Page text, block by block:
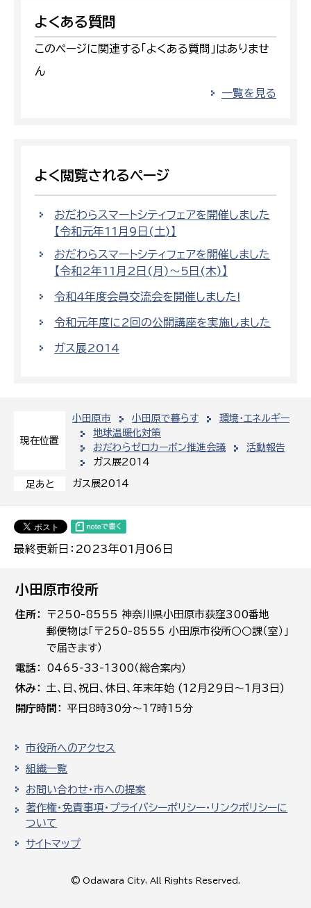
現在位置
小田原市 小田原で暮らす
環境・エネルギー
地球温暖化対策
おだわらゼロカーボン推進会議
活動報告
ガス展2014
足あと ガス展2014
最終更新日：2023年01月06日
よくある質問
このページに関連する「よくある質問」はありませ
ん
一覧を見る
よく閲覧されるページ
おだわらスマートシティフェアを開催しました
【令和元年11月9日(土)】
おだわらスマートシティフェアを開催しました
【令和2年11月2日(月)〜5日(木)】
令和4年度会員交流会を開催しました!
令和元年度に2回の公開講座を実施しました
ガス展2014
小田原市役所
住所
〒250-8555 神奈川県小田原市荻窪300番地
郵便物は「〒250-8555 小田原市役所○○課（室）」
で届きます）
電話
0465-33-1300（総合案内）
休み
土､日､祝日、休日、年末年始 (12月29日～1月3日)
開庁時間
平日8時30分～17時15分
市役所へのアクセス
組織一覧
お問い合わせ・市への提案
著作権・免責事項・プライバシーポリシー・リンクポリシーに
ついて
サイトマップ
© Odawara City, All Rights Reserved.